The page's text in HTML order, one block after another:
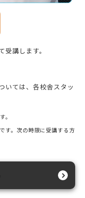
講します。
いては、各校舎スタッ
。
す。次の時限に受講する方